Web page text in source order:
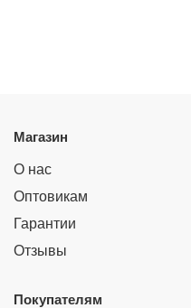
Магазин
О нас
Оптовикам
Гарантии
Отзывы
Покупателям